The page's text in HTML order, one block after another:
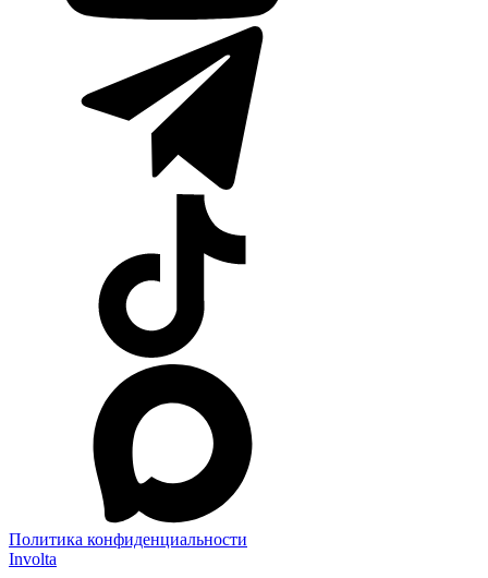
Политика конфиденциальности
Involta